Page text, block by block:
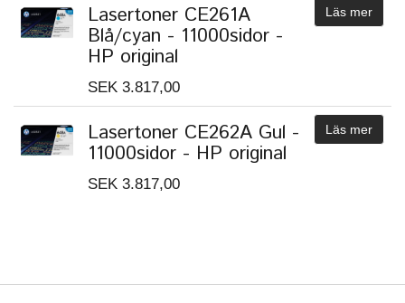
Lasertoner CE261A
Blå/cyan - 11000sidor -
HP original
SEK 3.817,00
Läs mer
Lasertoner CE262A Gul -
11000sidor - HP original
SEK 3.817,00
Läs mer